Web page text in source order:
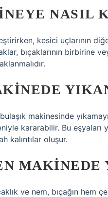
NASIL
kesici uçlarının
bıçaklarının birbirine
makinesinde
kararabilir. Bu eşyaları
kalıntılar oluşur.
MAKINEDE
ve nem, bıçağın hem